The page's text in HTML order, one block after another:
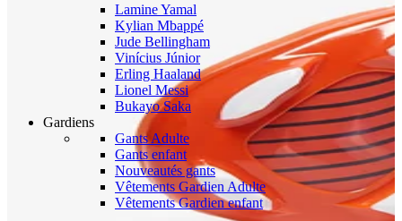
Lamine Yamal
Kylian Mbappé
Jude Bellingham
Vinícius Júnior
Erling Haaland
Lionel Messi
Bukayo Saka
Gardiens
Gants Adulte
Gants enfant
Nouveautés gants
Vêtements Gardien Adulte
Vêtements Gardien enfant